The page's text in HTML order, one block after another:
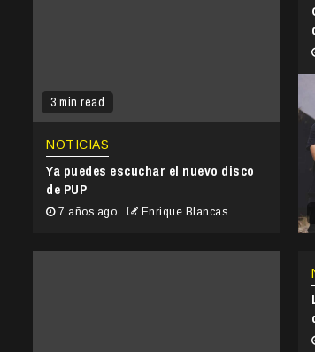
3 min read
NOTICIAS
Ya puedes escuchar el nuevo disco
de PUP
7 años ago Enrique Blancas